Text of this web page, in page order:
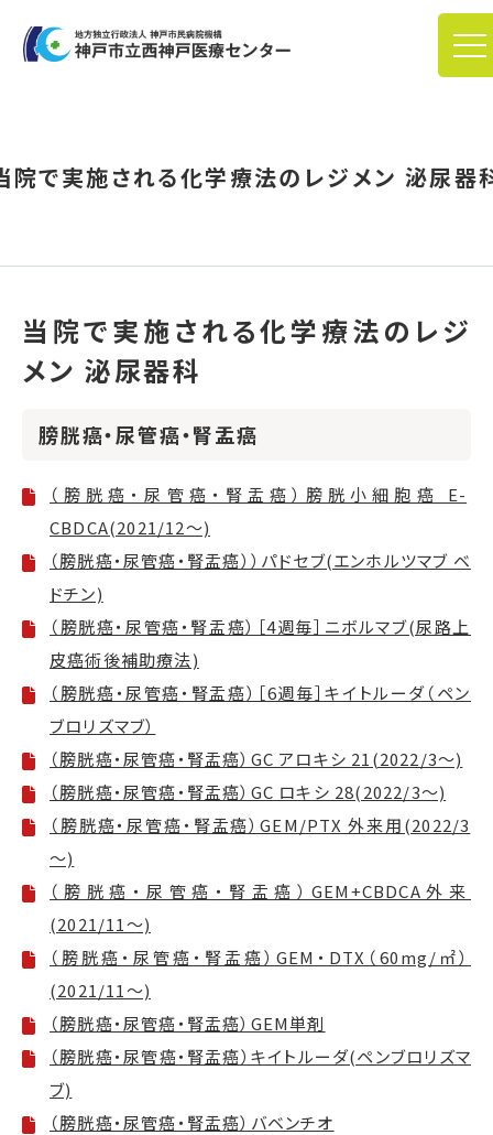
院で実施される化学療法のレジメン 泌尿器
当院で実施される化学療法のレジ
メン 泌尿器科
膀胱癌・尿管癌・腎盂癌
（膀胱癌・尿管癌・腎盂癌）膀胱小細胞癌 E-
CBDCA(2021/12～)
（膀胱癌・尿管癌・腎盂癌））パドセブ(エンホルツマブ ベ
ドチン)
（膀胱癌・尿管癌・腎盂癌）［4週毎］ニボルマブ(尿路上
皮癌術後補助療法)
（膀胱癌・尿管癌・腎盂癌）［6週毎］キイトルーダ（ペン
ブロリズマブ）
（膀胱癌・尿管癌・腎盂癌）GC アロキシ 21(2022/3～)
（膀胱癌・尿管癌・腎盂癌）GC ロキシ 28(2022/3～)
（膀胱癌・尿管癌・腎盂癌）GEM/PTX 外来用(2022/3
～)
（膀胱癌・尿管癌・腎盂癌）GEM+CBDCA外来
(2021/11～)
（膀胱癌・尿管癌・腎盂癌）GEM・DTX（60mg/㎡）
(2021/11～)
（膀胱癌・尿管癌・腎盂癌）GEM単剤
（膀胱癌・尿管癌・腎盂癌）キイトルーダ(ペンブロリズマ
ブ)
（膀胱癌・尿管癌・腎盂癌）バベンチオ